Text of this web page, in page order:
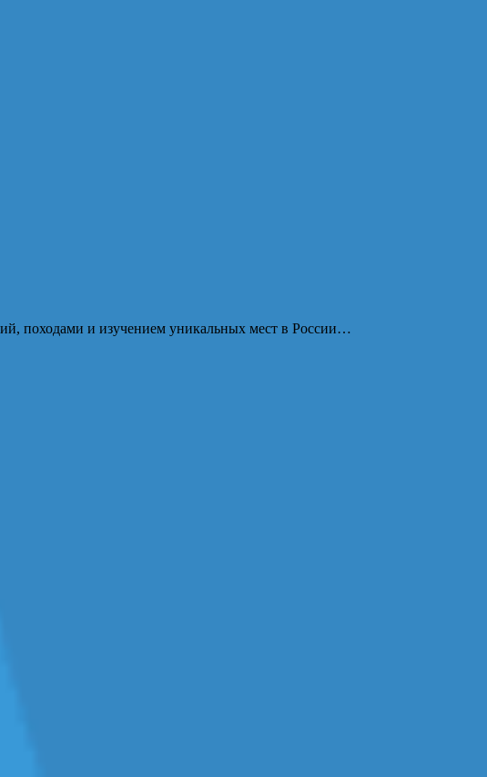
походами и изучением уникальных мест в России…